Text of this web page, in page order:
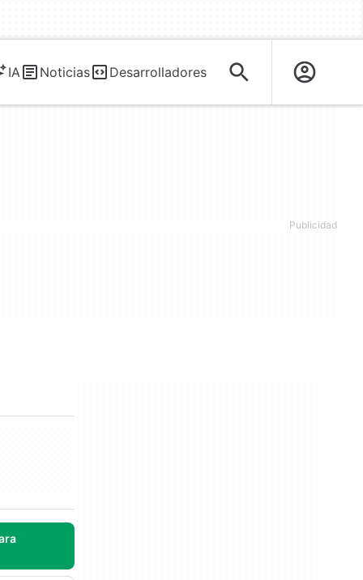
IA Noticias Desarrolladores